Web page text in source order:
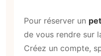
Pour réserver un
de vous rendre sur
Créez un compte,